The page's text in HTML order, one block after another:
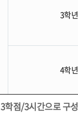
3학년
4학년
학점/3시간으로 구성